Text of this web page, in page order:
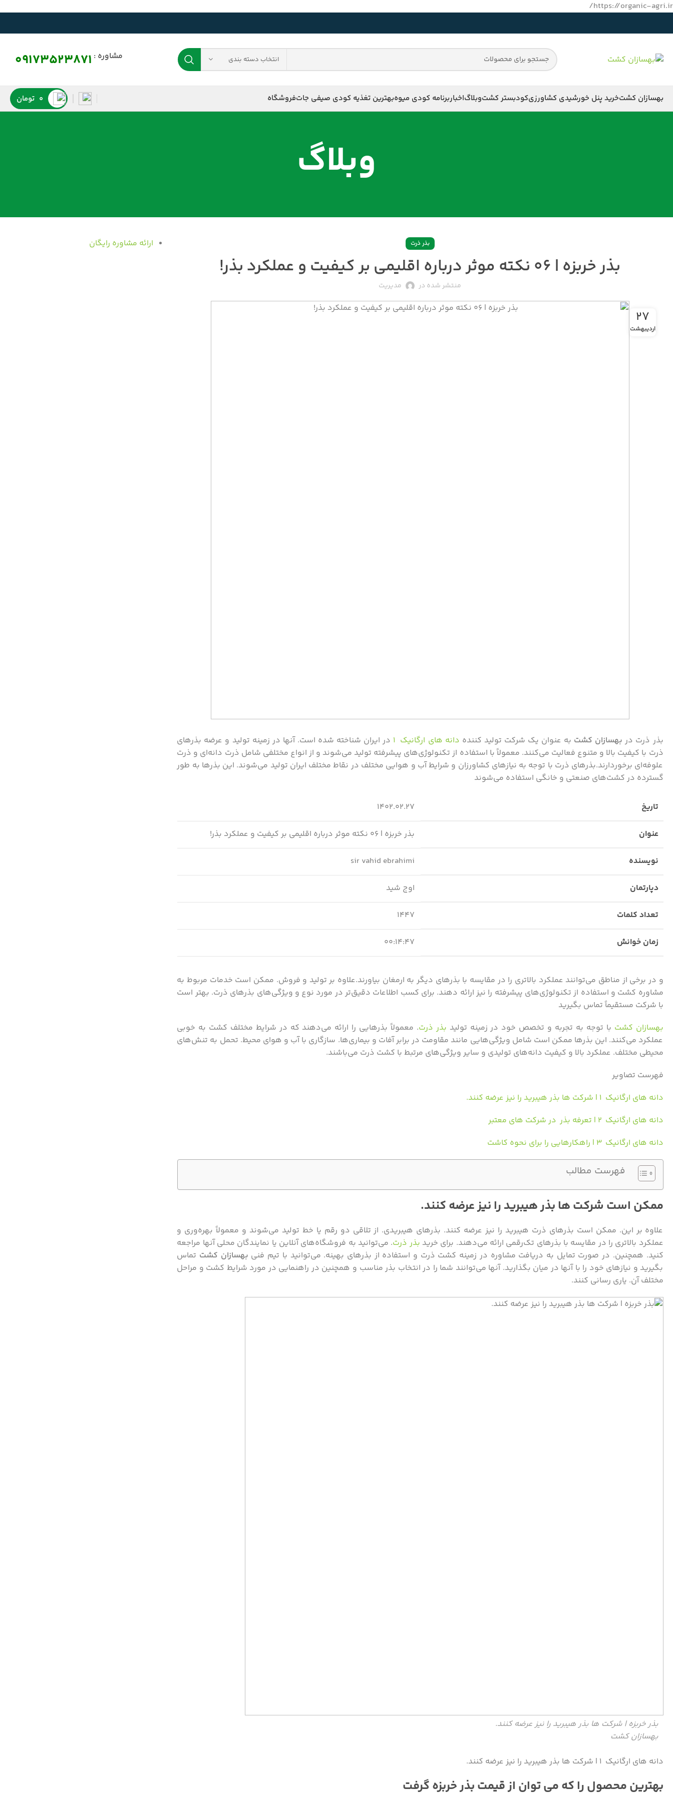
https://organic-agri.ir/
انتخاب دسته بندی مشاوره : 09173523871
بهسازان کشتخرید پنل خورشیدی کشاورزیکودبستر کشتوبلاگاخباربرنامه کودی میوهبهترین تغذیه کودی صیفی جاتفروشگاه 0 تومان
وبلاگ
بذر ذرت
بذر خربزه | ۰۶ نکته موثر درباره اقلیمی بر کیفیت و عملکرد بذر!
منتشر شده در مدیریت
۲۷
اردیبهشت
بذر ذرت در بهسازان کشت به عنوان یک شرکت تولید کننده دانه های ارگانیک ۱
در ایران شناخته شده است. آنها در زمینه تولید و عرضه بذرهای
ذرت با کیفیت بالا و متنوع فعالیت می‌کنند. معمولاً با استفاده از تکنولوژی‌های پیشرفته تولید می‌شوند و از انواع مختلفی شامل ذرت دانه‌ای و ذرت
علوفه‌ای برخوردارند.بذرهای ذرت با توجه به نیازهای کشاورزان و شرایط آب و هوایی مختلف در نقاط مختلف ایران تولید می‌شوند. این بذرها به طور
گسترده در کشت‌های صنعتی و خانگی استفاده می‌شوند
تاریخ ۱۴۰۲.۰۲.۲۷
عنوان بذر خربزه | ۰۶ نکته موثر درباره اقلیمی بر کیفیت و عملکرد بذر!
نویسنده sir vahid ebrahimi
دپارتمان اوج شید
تعداد کلمات ۱۴۴۷
زمان خوانش ۰۰:۱۴:۴۷
و در برخی از مناطق می‌توانند عملکرد بالاتری را در مقایسه با بذرهای دیگر به ارمغان بیاورند.علاوه بر تولید و فروش. ممکن است خدمات مربوط به
مشاوره کشت و استفاده از تکنولوژی‌های پیشرفته را نیز ارائه دهند. برای کسب اطلاعات دقیق‌تر در مورد نوع و ویژگی‌های بذرهای ذرت. بهتر است
با شرکت مستقیماً تماس بگیرید
بهسازان کشت با توجه به تجربه و تخصص خود در زمینه تولید بذر ذرت. معمولاً بذرهایی را ارائه می‌دهند که در شرایط مختلف کشت به خوبی
عملکرد می‌کنند. این بذرها ممکن است شامل ویژگی‌هایی مانند مقاومت در برابر آفات و بیماری‌ها. سازگاری با آب و هوای محیط. تحمل به تنش‌های
محیطی مختلف. عملکرد بالا و کیفیت دانه‌های تولیدی و سایر ویژگی‌های مرتبط با کشت ذرت می‌باشند.
فهرست تصاویر
دانه های ارگانیک ۱ | شرکت ها بذر هیبرید را نیز عرضه کنند.
دانه های ارگانیک ۲ | تعرفه بذر در شرکت های معتبر
دانه های ارگانیک ۳ | راهکارهایی را برای نحوه کاشت
فهرست مطالب
ممکن است شرکت ها بذر هیبرید را نیز عرضه کنند.
علاوه بر این. ممکن است بذرهای ذرت هیبرید را نیز عرضه کنند. بذرهای هیبریدی. از تلاقی دو رقم یا خط تولید می‌شوند و معمولاً بهره‌وری و
عملکرد بالاتری را در مقایسه با بذرهای تک‌رقمی ارائه می‌دهند. برای خرید بذر ذرت. می‌توانید به فروشگاه‌های آنلاین یا نمایندگان محلی آنها مراجعه
کنید. همچنین. در صورت تمایل به دریافت مشاوره در زمینه کشت ذرت و استفاده از بذرهای بهینه. می‌توانید با تیم فنی بهسازان کشت تماس
بگیرید و نیازهای خود را با آنها در میان بگذارید. آنها می‌توانند شما را در انتخاب بذر مناسب و همچنین در راهنمایی در مورد شرایط کشت و مراحل
مختلف آن. یاری رسانی کنند.
بذر خربزه | شرکت ها بذر هیبرید را نیز عرضه کنند.
بهسازان کشت
دانه های ارگانیک ۱ | شرکت ها بذر هیبرید را نیز عرضه کنند.
بهترین محصول را که می توان از قیمت بذر خربزه گرفت
ارائه مشاوره رایگان